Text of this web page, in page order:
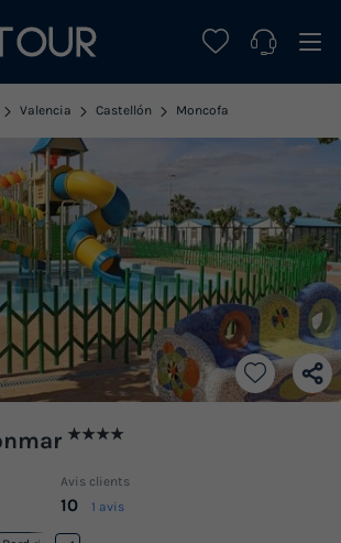
Valencia Castellón Moncofa
★★★★
Avis clients
10 1 avis